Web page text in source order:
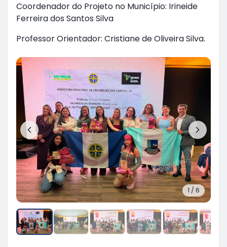
Coordenador do Projeto no Município: Irineide
Ferreira dos Santos Silva
Professor Orientador: Cristiane de Oliveira Silva.
1 / 6